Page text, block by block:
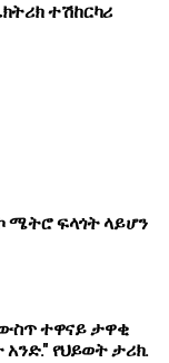
ተሽከርካሪ
ሜትሮ ፍላጎት ላይሆን
ውስጥ ተዋናይ ታዋቂ
የህይወት ታሪክ.